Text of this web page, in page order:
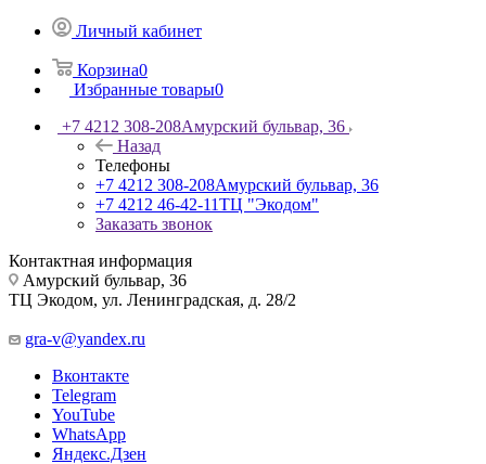
Личный кабинет
Корзина0
Избранные товары0
+7 4212 308-208Амурский бульвар, 36
Назад
Телефоны
+7 4212 308-208Амурский бульвар, 36
+7 4212 46-42-11ТЦ "Экодом"
Заказать звонок
Контактная информация
Амурский бульвар, 36
ТЦ Экодом, ул. Ленинградская, д. 28/2
gra-v@yandex.ru
Вконтакте
Telegram
YouTube
WhatsApp
Яндекс.Дзен